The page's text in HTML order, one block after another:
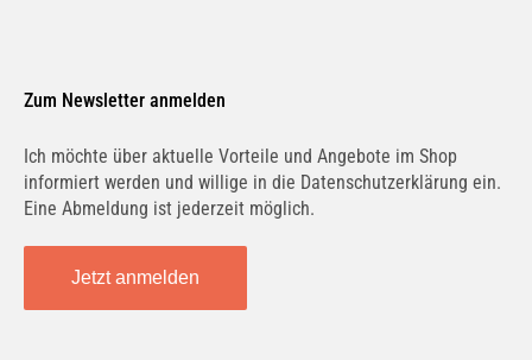
Zum Newsletter anmelden
Ich möchte über aktuelle Vorteile und Angebote im Shop
informiert werden und willige in die Datenschutzerklärung ein.
Eine Abmeldung ist jederzeit möglich.
Jetzt anmelden